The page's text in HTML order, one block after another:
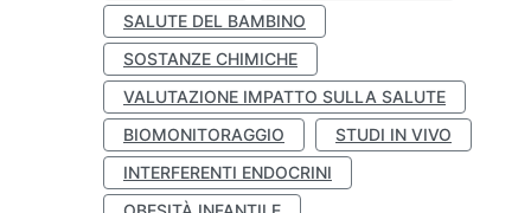
SALUTE DEL BAMBINO
SOSTANZE CHIMICHE
VALUTAZIONE IMPATTO SULLA SALUTE
BIOMONITORAGGIO
STUDI IN VIVO
INTERFERENTI ENDOCRINI